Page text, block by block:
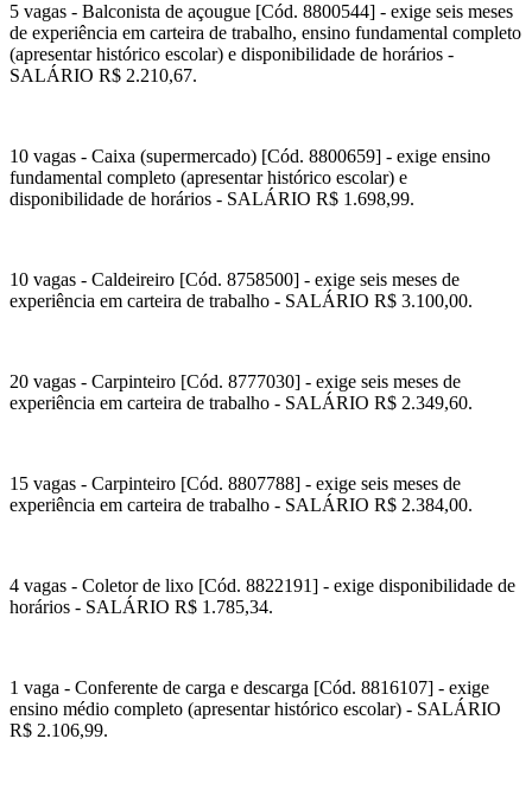
5 vagas - Balconista de açougue [Cód. 8800544] - exige seis meses
de experiência em carteira de trabalho, ensino fundamental completo
(apresentar histórico escolar) e disponibilidade de horários -
SALÁRIO R$ 2.210,67.
10 vagas - Caixa (supermercado) [Cód. 8800659] - exige ensino
fundamental completo (apresentar histórico escolar) e
disponibilidade de horários - SALÁRIO R$ 1.698,99.
10 vagas - Caldeireiro [Cód. 8758500] - exige seis meses de
experiência em carteira de trabalho - SALÁRIO R$ 3.100,00.
20 vagas - Carpinteiro [Cód. 8777030] - exige seis meses de
experiência em carteira de trabalho - SALÁRIO R$ 2.349,60.
15 vagas - Carpinteiro [Cód. 8807788] - exige seis meses de
experiência em carteira de trabalho - SALÁRIO R$ 2.384,00.
4 vagas - Coletor de lixo [Cód. 8822191] - exige disponibilidade de
horários - SALÁRIO R$ 1.785,34.
1 vaga - Conferente de carga e descarga [Cód. 8816107] - exige
ensino médio completo (apresentar histórico escolar) - SALÁRIO
R$ 2.106,99.